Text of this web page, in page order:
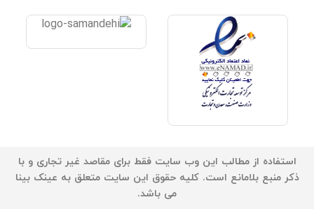
استفاده از مطالب این وب سایت فقط برای مقاصد غیر تجاری و با
ذکر منبع بلامانع است. کلیه حقوق این سایت متعلق به عینک بینا
می باشد.